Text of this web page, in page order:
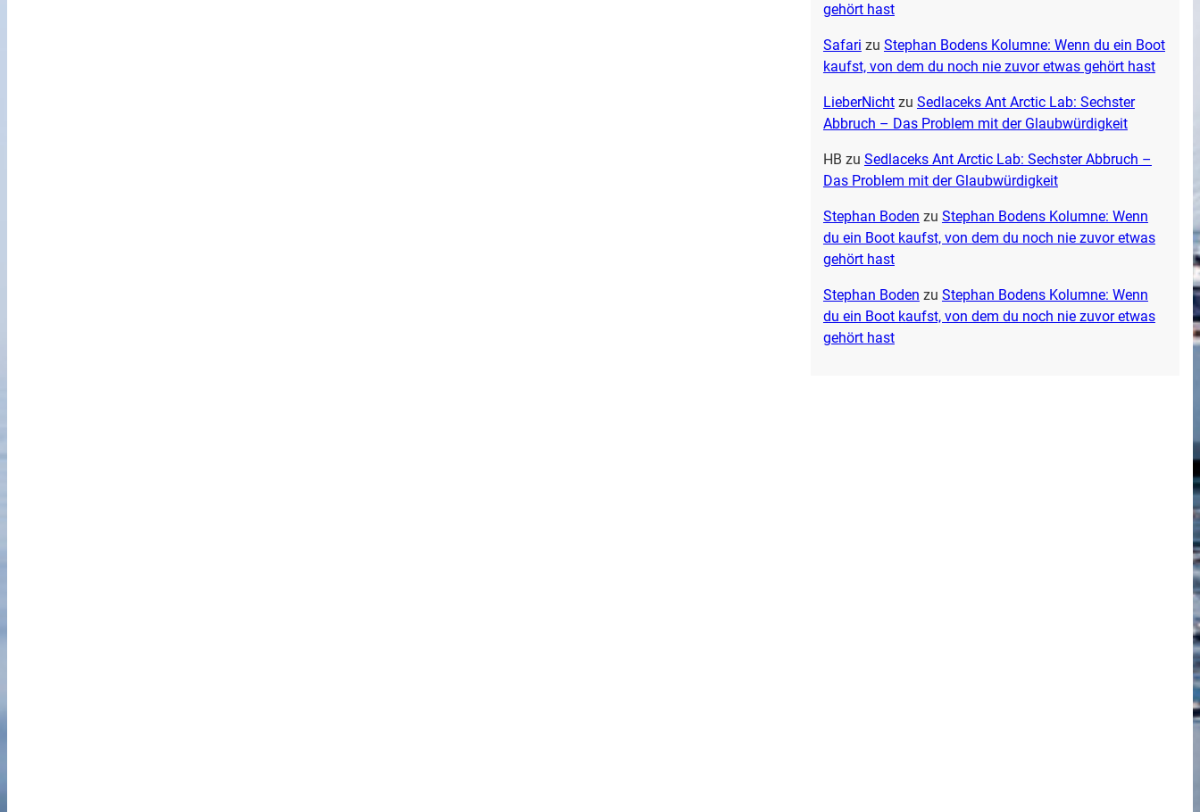
gehört hast
Safari zu Stephan Bodens Kolumne: Wenn du ein Boot
kaufst, von dem du noch nie zuvor etwas gehört hast
LieberNichtzu Sedlaceks Ant Arctic Lab: Sechster
Abbruch – Das Problem mit der Glaubwürdigkeit
HB zu Sedlaceks Ant Arctic Lab: Sechster Abbruch –
Das Problem mit der Glaubwürdigkeit
Stephan Boden zu Stephan Bodens Kolumne: Wenn
du ein Boot kaufst, von dem du noch nie zuvor etwas
gehört hast
Stephan Boden zu Stephan Bodens Kolumne: Wenn
du ein Boot kaufst, von dem du noch nie zuvor etwas
gehört hast